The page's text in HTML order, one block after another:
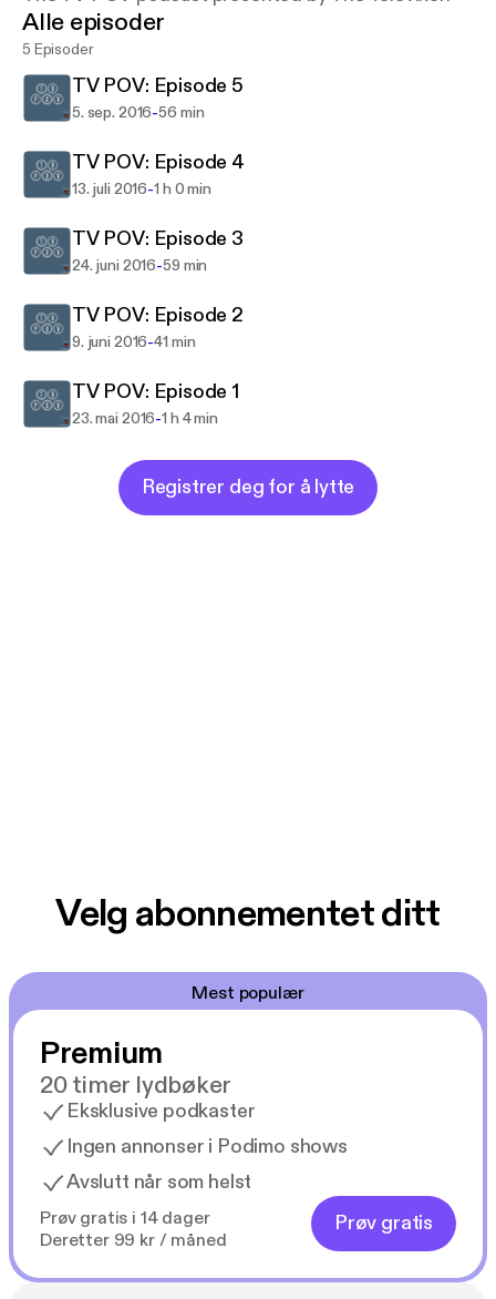
Alle episoder
5 Episoder
TV POV: Episode 5
5. sep. 2016-56 min
TV POV: Episode 4
13. juli 2016-1 h 0 min
TV POV: Episode 3
24. juni 2016-59 min
TV POV: Episode 2
9. juni 2016-41 min
TV POV: Episode 1
23. mai 2016-1 h 4 min
Registrer deg for å lytte
Velg abonnementet ditt
Mest populær
Premium
20 timer lydbøker
Eksklusive podkaster
Ingen annonser i Podimo shows
Avslutt når som helst
Prøv gratis i 14 dager
Deretter 99 kr / måned
Prøv gratis